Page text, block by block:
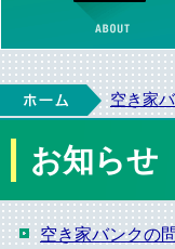
ホーム
空き家
お知らせ
空き家バンクの